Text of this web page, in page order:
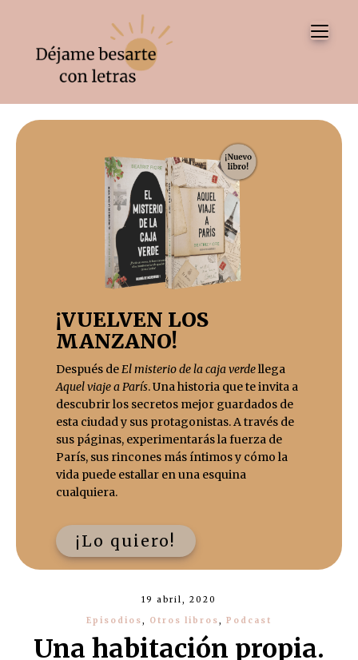
¡VUELVEN LOS
MANZANO!
Después deEl misterio de la caja verdellega
Aquel viaje a París. Una historia que te invita a
descubrir los secretos mejor guardados de
esta ciudad y sus protagonistas. A través de
sus páginas, experimentarás la fuerza de
París, sus rincones más íntimos y cómo la
vida puede estallar en una esquina
cualquiera.
¡Lo quiero!
19 abril, 2020
Episodios, Otros libros, Podcast
Una habitación propia.